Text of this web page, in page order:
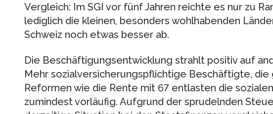
Vergleich: Im SGI vor fünf Jahren reichte es nur zu
lediglich die kleinen, besonders wohlhabenden
Schweiz noch etwas besser ab.
Die Beschäftigungsentwicklung strahlt positiv auf
Mehr sozialversicherungspflichtige Beschäftigte, die
Reformen wie die Rente mit 67 entlasten die
zumindest vorläufig. Aufgrund der sprudelnden